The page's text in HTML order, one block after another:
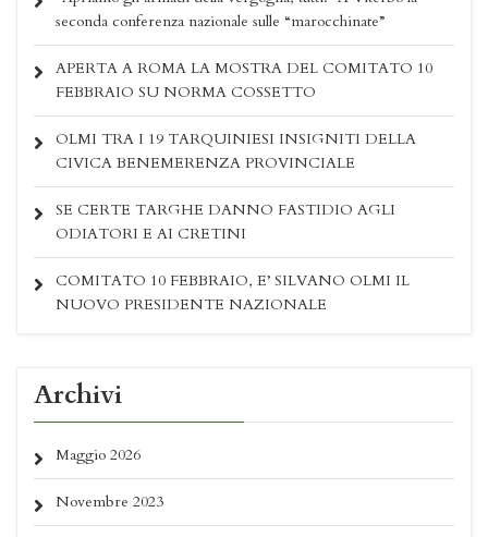
seconda conferenza nazionale sulle “marocchinate”
APERTA A ROMA LA MOSTRA DEL COMITATO 10
FEBBRAIO SU NORMA COSSETTO
OLMI TRA I 19 TARQUINIESI INSIGNITI DELLA
CIVICA BENEMERENZA PROVINCIALE
SE CERTE TARGHE DANNO FASTIDIO AGLI
ODIATORI E AI CRETINI
COMITATO 10 FEBBRAIO, E’ SILVANO OLMI IL
NUOVO PRESIDENTE NAZIONALE
Archivi
Maggio 2026
Novembre 2023